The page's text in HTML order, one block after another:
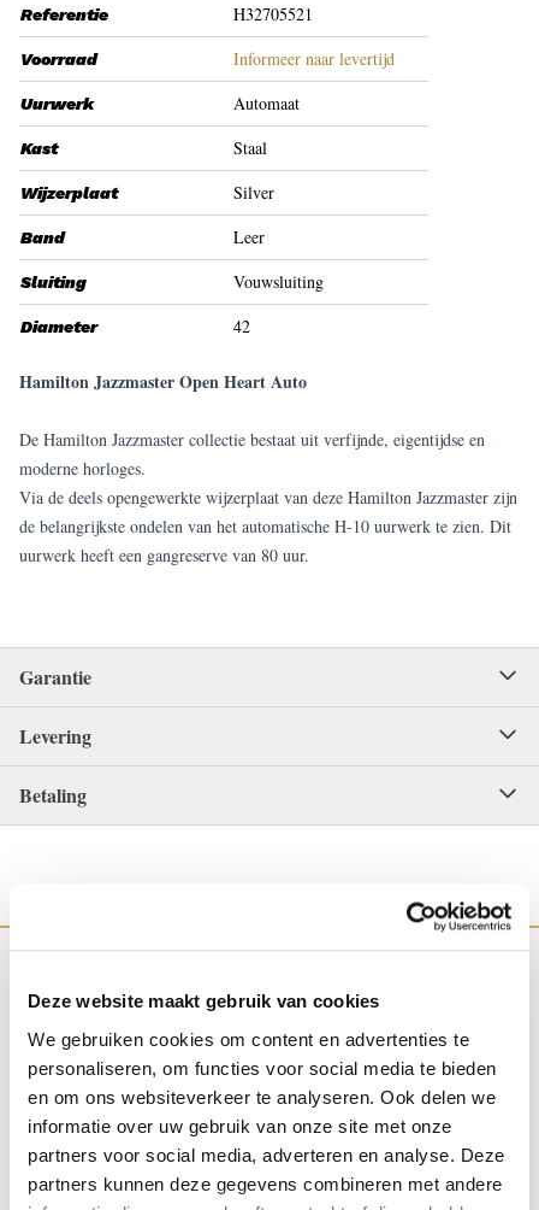
Deze website maakt gebruik van cookies
We gebruiken cookies om content en advertenties te
personaliseren, om functies voor social media te bieden
en om ons websiteverkeer te analyseren. Ook delen we
informatie over uw gebruik van onze site met onze
partners voor social media, adverteren en analyse. Deze
partners kunnen deze gegevens combineren met andere
Referentie H32705521
Voorraad Informeer naar levertijd
Uurwerk Automaat
Kast Staal
Wijzerplaat Silver
Band Leer
Sluiting Vouwsluiting
Diameter 42
HamiltonJazzmaster Open Heart Auto
De Hamilton Jazzmaster collectie bestaat uit verfijnde, eigentijdse en
moderne horloges.
Via de deels opengewerkte wijzerplaat van deze Hamilton Jazzmaster zijn
de belangrijkste ondelen van het automatische H-10 uurwerk te zien. Dit
uurwerk heeft een gangreserve van 80 uur.
Garantie
Levering
Betaling
WINKEL IN NIJMEGEN OFFICIEEL VERKOOPPUNT